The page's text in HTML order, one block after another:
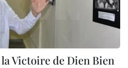
Victoire de Dien Bien